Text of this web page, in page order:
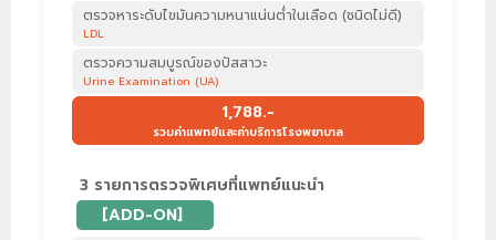
ตรวจหาระดับไขมันความหนาแน่นต่ำในเลือด (ชนิดไม่ดี)
LDL
ตรวจความสมบูรณ์ของปัสสาวะ
Urine Examination (UA)
1,788.-
รวมค่าแพทย์และค่าบริการโรงพยาบาล
3 รายการตรวจพิเศษที่แพทย์แนะนำ
[ADD-ON]